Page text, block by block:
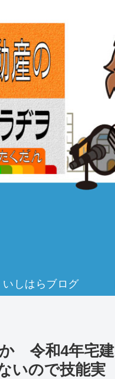
いしはらブログ
令和4年宅建
いので技能実